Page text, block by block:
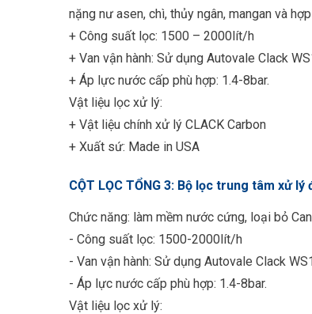
nặng nư asen, chì, thủy ngân, mangan và
+ Công suất lọc: 1500 – 2000lít/h
+ Van vận hành: Sử dụng Autovale Clack
+ Áp lực nước cấp phù hợp: 1.4-8bar.
Vật liệu lọc xử lý:
+ Vật liệu chính xử lý CLACK Carbon
+ Xuất sứ: Made in USA
CỘT LỌC TỔNG 3: Bộ lọc trung tâm xử
Chức năng: làm mềm nước cứng, loại bỏ
- Công suất lọc: 1500-2000lít/h
- Van vận hành: Sử dụng Autovale Clack
- Áp lực nước cấp phù hợp: 1.4-8bar.
Vật liệu lọc xử lý: